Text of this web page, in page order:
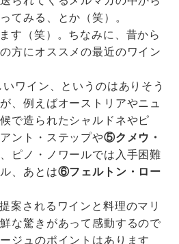
てみる、とか（笑）。
す（笑）。ちなみに、昔から
方にオススメの最近のワイン
ワイン、というのはありそう
、例えばオーストリアやニュ
で造られたシャルドネやピ
ント・ステップや⑤クメウ・
、ピノ・ノワールでは入手困難
、あとは⑥フェルトン・ロー
案されるワインと料理のマリ
な驚きがあって感動するので
ジュのポイントはあります